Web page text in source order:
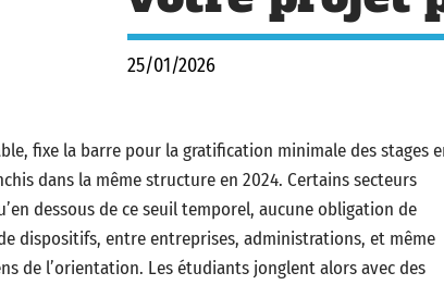
25/01/2026
fixe la barre pour la gratification minimale des stages
dans la même structure en 2024. Certains secteurs
dessous de ce seuil temporel, aucune obligation de
dispositifs, entre entreprises, administrations, et même
de l’orientation. Les étudiants jonglent alors avec des